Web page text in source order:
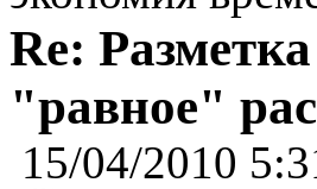
Re:
"равное"
15/04/2010